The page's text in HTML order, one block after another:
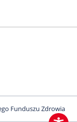
Funduszu Zdrowia